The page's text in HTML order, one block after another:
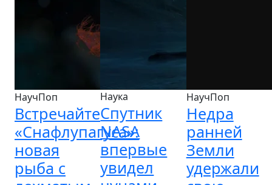
НаучПоп
Встречайте
«Снафлупагуса»:
новая
рыба с
Наука
Спутник
NASA
впервые
увидел
НаучПоп
Недра
ранней
Земли
удержали